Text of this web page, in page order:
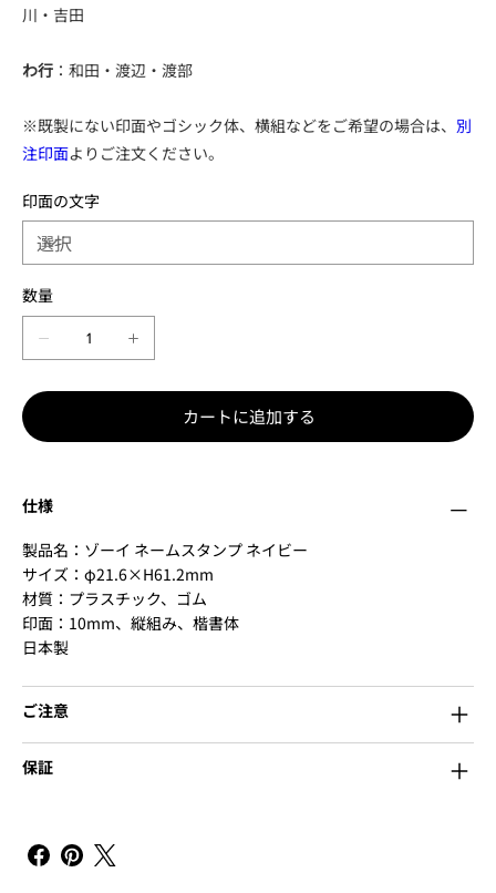
川・吉田
わ行 ：和田・渡辺・渡部
※既製にない印面やゴシック体、横組などをご希望の場合は、 別
注印面よりご注文ください。
印面の文字
数量
カートに追加する
仕様
製品名：ゾーイ ネームスタンプ ネイビー
サイズ：φ21.6×H61.2mm
材質：プラスチック、ゴム
印面：10mm、縦組み、楷書体
日本製
ご注意
保証